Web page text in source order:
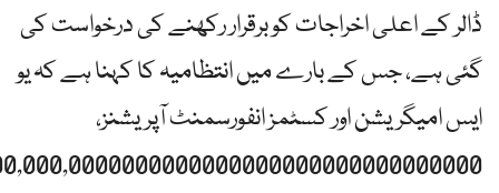
ڈالر کے اعلی اخراجات کو برقرار رکھنے کی درخواست کی
گئی ہے، جس کے بارے میں انتظامیہ کا کہنا ہے کہ یو
ایس امیگریشن اور کسٹمز انفورسمنٹ آپریشنز،